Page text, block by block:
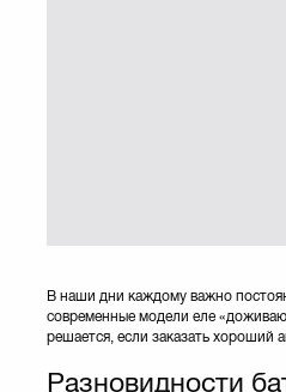
В наши дни каждому важно
современные модели еле
решается, если заказать хороший
Разновидности